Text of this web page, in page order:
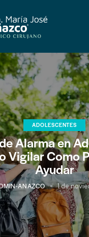
ADOLESCENTES
Alarma en
Vigilar Como
Ayudar
ANAZCO 1 de